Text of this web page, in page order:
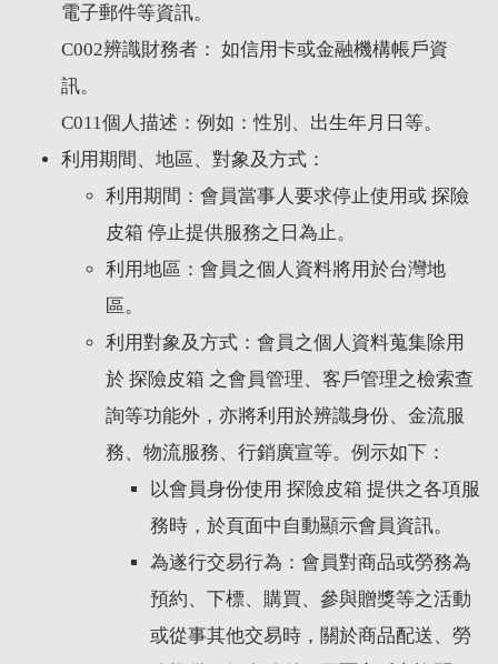
電子郵件等資訊。
C002辨識財務者： 如信用卡或金融機構帳戶資
訊。
C011個人描述：例如：性別、出生年月日等。
利用期間、地區、對象及方式：
利用期間：會員當事人要求停止使用或 探險
皮箱 停止提供服務之日為止。
利用地區：會員之個人資料將用於台灣地
區。
利用對象及方式：會員之個人資料蒐集除用
於 探險皮箱 之會員管理、客戶管理之檢索查
詢等功能外，亦將利用於辨識身份、金流服
務、物流服務、行銷廣宣等。例示如下：
以會員身份使用 探險皮箱 提供之各項服
務時，於頁面中自動顯示會員資訊。
為遂行交易行為：會員對商品或勞務為
預約、下標、購買、參與贈獎等之活動
或從事其他交易時，關於商品配送、勞